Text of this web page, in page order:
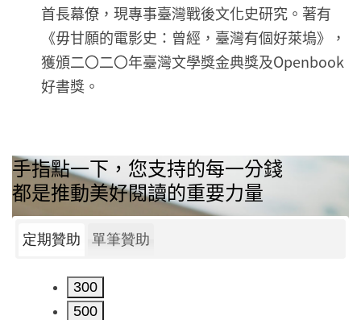
首長幕僚，現專事臺灣戰後文化史研究。著有
《毋甘願的電影史：曾經，臺灣有個好萊塢》，
獲頒二〇二〇年臺灣文學獎金典獎及Openbook
好書獎。
手指點一下，您支持的每一分錢
都是推動美好閱讀的重要力量
定期贊助 單筆贊助
300
500